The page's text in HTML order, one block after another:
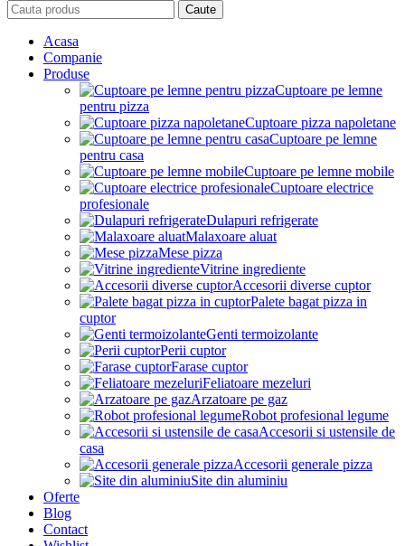
Caute
Acasa
Companie
Produse
Cuptoare pe lemne
pentru pizza
Cuptoare pizza napoletane
Cuptoare pe lemne
pentru casa
Cuptoare pe lemne mobile
Cuptoare electrice
profesionale
Dulapuri refrigerate
Malaxoare aluat
Mese pizza
Vitrine ingrediente
Accesorii diverse cuptor
Palete bagat pizza in
cuptor
Genti termoizolante
Perii cuptor
Farase cuptor
Feliatoare mezeluri
Arzatoare pe gaz
Robot profesional legume
Accesorii si ustensile de
casa
Accesorii generale pizza
Site din aluminiu
Oferte
Blog
Contact